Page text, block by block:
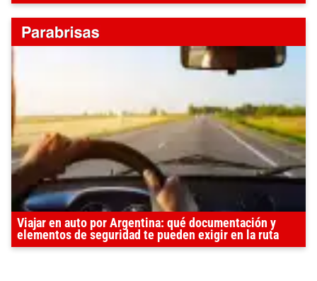
Viajar en auto por Argentina: qué documentación y
elementos de seguridad te pueden exigir en la ruta